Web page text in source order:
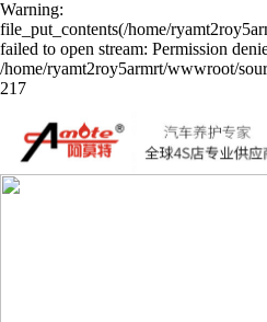
Warning:
file_put_contents(/home/
failed to open stream: Permission
/home/ryamt2roy5armrt/wwwroot/
217